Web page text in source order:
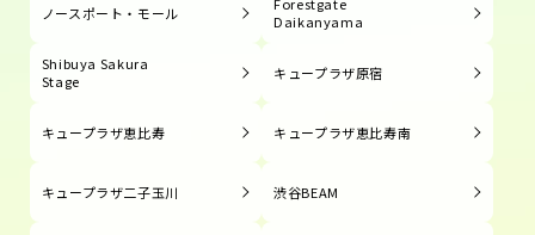
ノースポート・モール
Forestgate
Daikanyama
Shibuya Sakura
Stage
キュープラザ原宿
キュープラザ恵比寿 キュープラザ恵比寿南
キュープラザ二子玉川 渋谷BEAM